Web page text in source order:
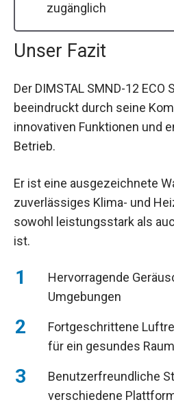
zugänglich
Unser Fazit
Der DIMSTAL SMND-12 ECO
beeindruckt durch seine
innovativen Funktionen und
Betrieb.
Er ist eine ausgezeichnete
zuverlässiges Klima- und
sowohl leistungsstark als
ist.
Hervorragende
Umgebungen
Fortgeschrittene
für ein gesundes
Benutzerfreundliche
verschiedene